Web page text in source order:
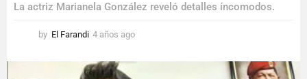
La actriz Marianela González reveló detalles íncomodos.
by El Farandi 4 años ago
ñ